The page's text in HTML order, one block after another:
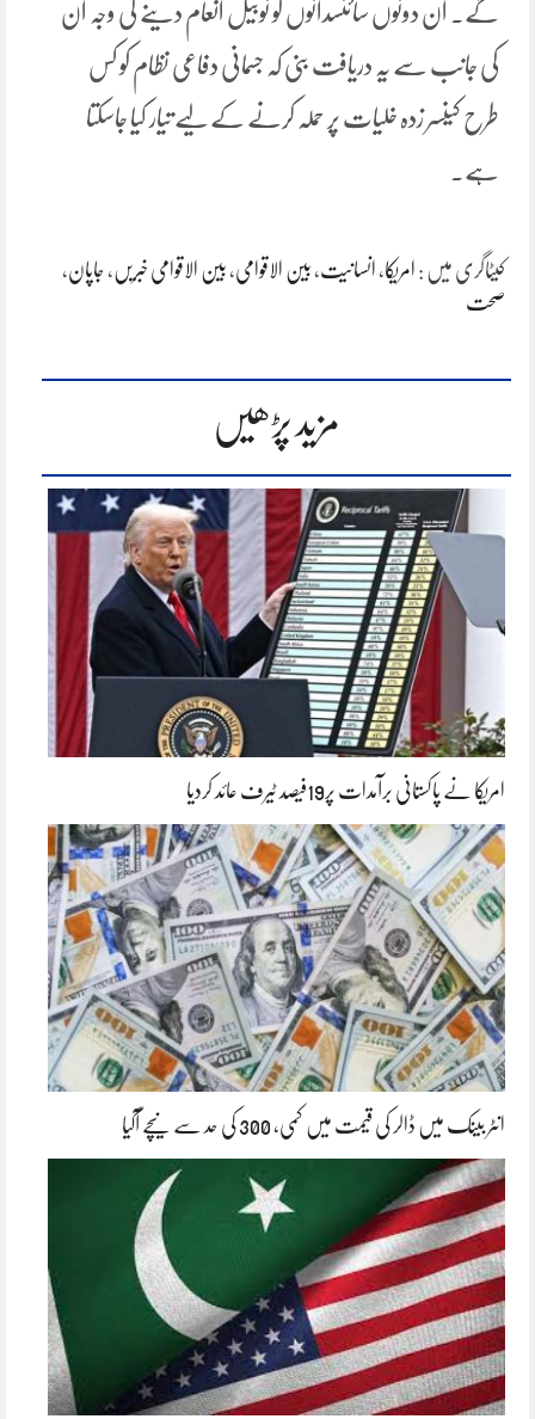
گے۔ ان دونوں سائنسدانوں کو نوبیل انعام دینے کی وجہ ان
کی جانب سے یہ دریافت بنی کہ جسمانی دفاعی نظام کو کس
طرح کینسر زدہ خلیات پر حملہ کرنے کے لیے تیار کیا جاسکتا
ہے۔
کیٹاگری میں : امریکا، انسانیت، بین الاقوامی، بین الاقوامی خبریں، جاپان،
صحت
مزید پڑھیں
امریکا نے پاکستانی برآمدات پر19فیصد ٹیرف عائد کردیا
انٹر بینک میں ڈالر کی قیمت میں کمی، 300 کی حد سے نیچے آگیا